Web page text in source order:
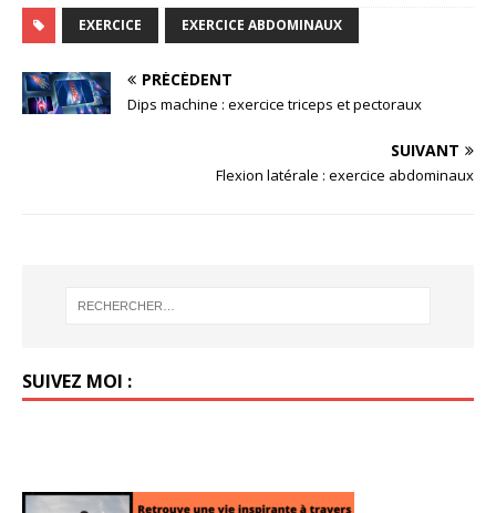
EXERCICE EXERCICE ABDOMINAUX
PRÉCÉDENT
Dips machine : exercice triceps et pectoraux
SUIVANT
Flexion latérale : exercice abdominaux
SUIVEZ MOI :